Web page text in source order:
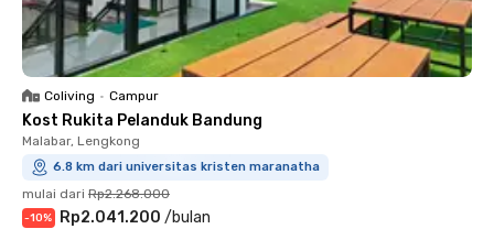
Coliving • Campur
Kost Rukita Pelanduk Bandung
Malabar, Lengkong
6.8 km dari universitas kristen maranatha
mulai dari Rp2.268.000
-10% Rp2.041.200 /bulan